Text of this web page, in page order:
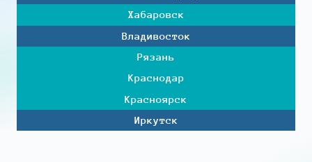
Хабаровск
Владивосток
Рязань
Краснодар
Красноярск
Иркутск